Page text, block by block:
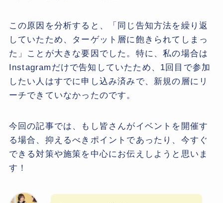
この原因を分析すると、「同じ告知方法を繰り返
していたため、ターゲット層に飽きられてしまっ
た」ことが大きな要因でした。特に、私の場合は
Instagramだけで告知していたため、1回目で参加
したい人はすでに申し込み済みで、新規の層にリ
ーチできていなかったのです。
今回の記事では、もし皆さんがイベントを開催す
る場合、抑えるべきポイントであったり、今すぐ
できる対策や施策を中心にお伝えしようと思いま
す！